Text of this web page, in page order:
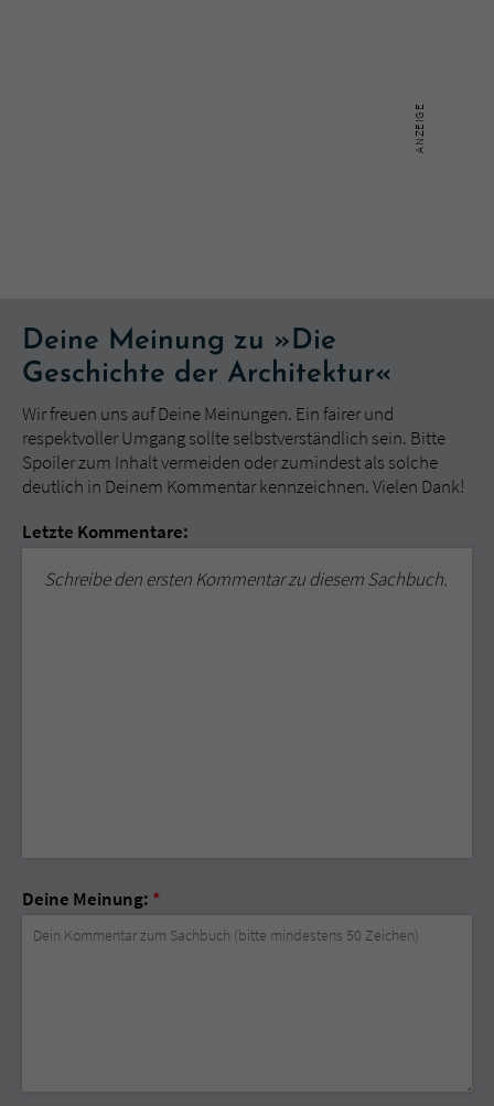
Deine Meinung zu »Die
Geschichte der Architektur«
Wir freuen uns auf Deine Meinungen. Ein fairer und
respektvoller Umgang sollte selbstverständlich sein. Bitte
Spoiler zum Inhalt vermeiden oder zumindest als solche
deutlich in Deinem Kommentar kennzeichnen. Vielen Dank!
Letzte Kommentare:
Schreibe den ersten Kommentar zu diesem Sachbuch.
Deine Meinung: *